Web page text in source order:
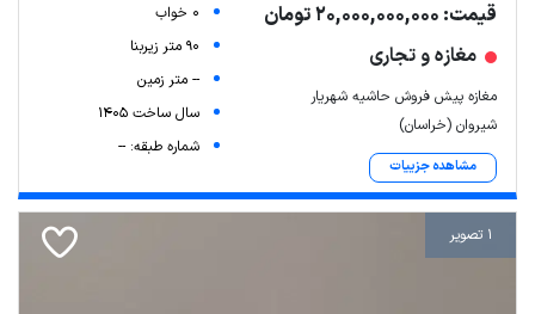
قیمت: 20,000,000,000 تومان
مغازه و تجاری
مغازه پیش فروش حاشیه شهریار
شیروان (خراسان)
مشاهده جزییات
0 خواب
90 متر زیربنا
-- متر زمین
سال ساخت 1405
شماره طبقه: --
1 تصویر